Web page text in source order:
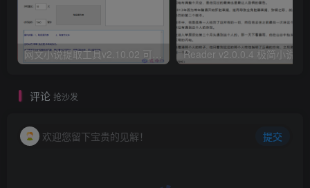
网文小说提取工具v2.10.02 可以自动下载小说 从此不再花钱看小说
评论 抢沙发
欢迎您留下宝贵的见解！ 提交